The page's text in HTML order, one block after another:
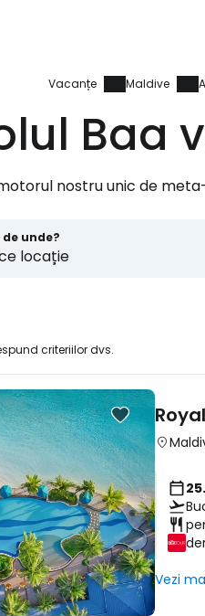
Vacanțe Maldive
Baa
nostru unic de
de unde?
locație
criteriilor dvs.
Vezi
...